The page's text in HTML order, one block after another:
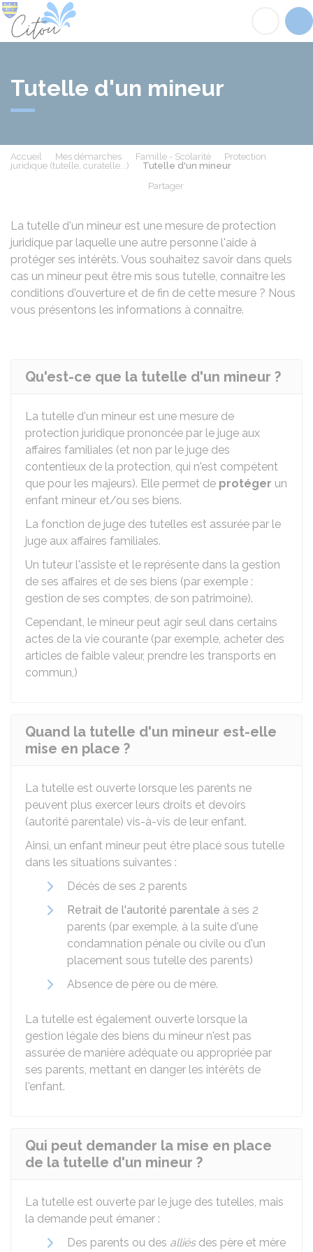
Tutelle d'un mineur
Accueil Mes démarches Famille - Scolarité
Protection
juridique (tutelle, curatelle...)
Tutelle d'un mineur
Partager
La tutelle d'un mineur est une mesure de protection
juridique par laquelle une autre personne l'aide à
protéger ses intérêts. Vous souhaitez savoir dans quels
cas un mineur peut être mis sous tutelle, connaître les
conditions d'ouverture et de fin de cette mesure ? Nous
vous présentons les informations à connaître.
Qu'est-ce que la tutelle d'un mineur ?
La tutelle d'un mineur est une mesure de
protection juridique prononcée par le juge aux
affaires familiales (et non par le juge des
contentieux de la protection, qui n'est compétent
que pour les majeurs). Elle permet de protéger un
enfant mineur et/ou ses biens.
La fonction de juge des tutelles est assurée par le
juge aux affaires familiales.
Un tuteur l'assiste et le représente dans la gestion
de ses affaires et de ses biens (par exemple :
gestion de ses comptes, de son patrimoine).
Cependant, le mineur peut agir seul dans certains
actes de la vie courante (par exemple, acheter des
articles de faible valeur, prendre les transports en
commun,)
Quand la tutelle d'un mineur est-elle
mise en place ?
La tutelle est ouverte lorsque les parents ne
peuvent plus exercer leurs droits et devoirs
(autorité parentale) vis-à-vis de leur enfant.
Ainsi, un enfant mineur peut être placé sous tutelle
dans les situations suivantes :
Décès de ses 2 parents
Retrait de l'autorité parentale à ses 2
parents (par exemple, à la suite d'une
condamnation pénale ou civile ou d'un
placement sous tutelle des parents)
Absence de père ou de mère.
La tutelle est également ouverte lorsque la
gestion légale des biens du mineur n'est pas
assurée de manière adéquate ou appropriée par
ses parents, mettant en danger les intérêts de
l'enfant.
Qui peut demander la mise en place
de la tutelle d'un mineur ?
La tutelle est ouverte par le juge des tutelles, mais
la demande peut émaner :
Des parents ou des alliésdes père et mère